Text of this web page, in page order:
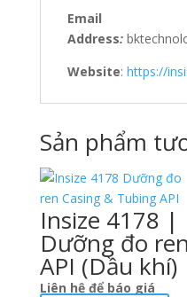
Email
Address:
Website: https://
Sản phẩm
Insize 4178 |
Dưỡng đo ren
API (Dầu khí)
Liên hệ để báo giá